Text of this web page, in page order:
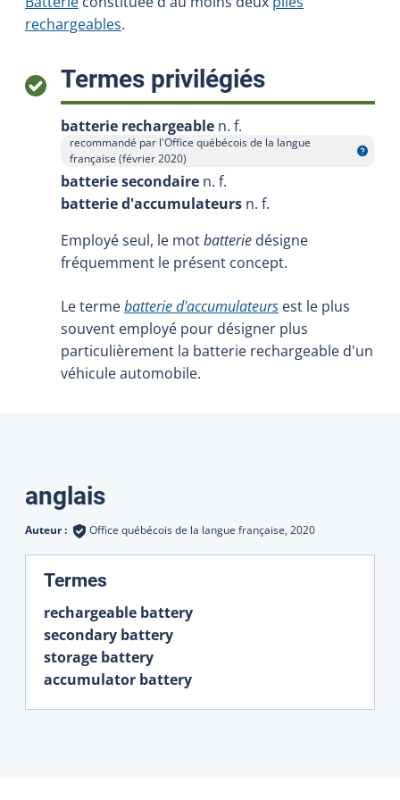
rechargeables.
Termes privilégiés:
batterie rechargeable n. f.
recommandé par l'Office québécois de la langue
française (février 2020)
Afficher l'infobulle
batterie secondaire n. f.
batterie d'accumulateurs n. f.
Employé seul, le motbatterie désigne
fréquemment le présent concept.
Le termebatterie d'accumulateurs est le plus
souvent employé pour désigner plus
particulièrement la batterie rechargeable d'un
véhicule automobile.
Traductions
anglais
Auteur : Office québécois de la langue française, 2020
Termes
rechargeable battery
secondary battery
storage battery
accumulator battery